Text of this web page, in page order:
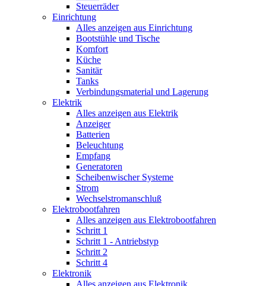
Steuerräder
Einrichtung
Alles anzeigen aus Einrichtung
Bootstühle und Tische
Komfort
Küche
Sanitär
Tanks
Verbindungsmaterial und Lagerung
Elektrik
Alles anzeigen aus Elektrik
Anzeiger
Batterien
Beleuchtung
Empfang
Generatoren
Scheibenwischer Systeme
Strom
Wechselstromanschluß
Elektrobootfahren
Alles anzeigen aus Elektrobootfahren
Schritt 1
Schritt 1 - Antriebstyp
Schritt 2
Schritt 4
Elektronik
Alles anzeigen aus Elektronik